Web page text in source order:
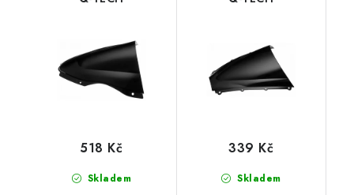
Skladem
518 Kč
Skladem
339 Kč